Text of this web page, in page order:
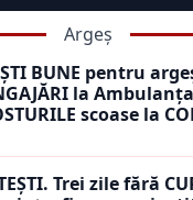
Argeș
BUNE pentru
la
scoase la
Trei zile fără